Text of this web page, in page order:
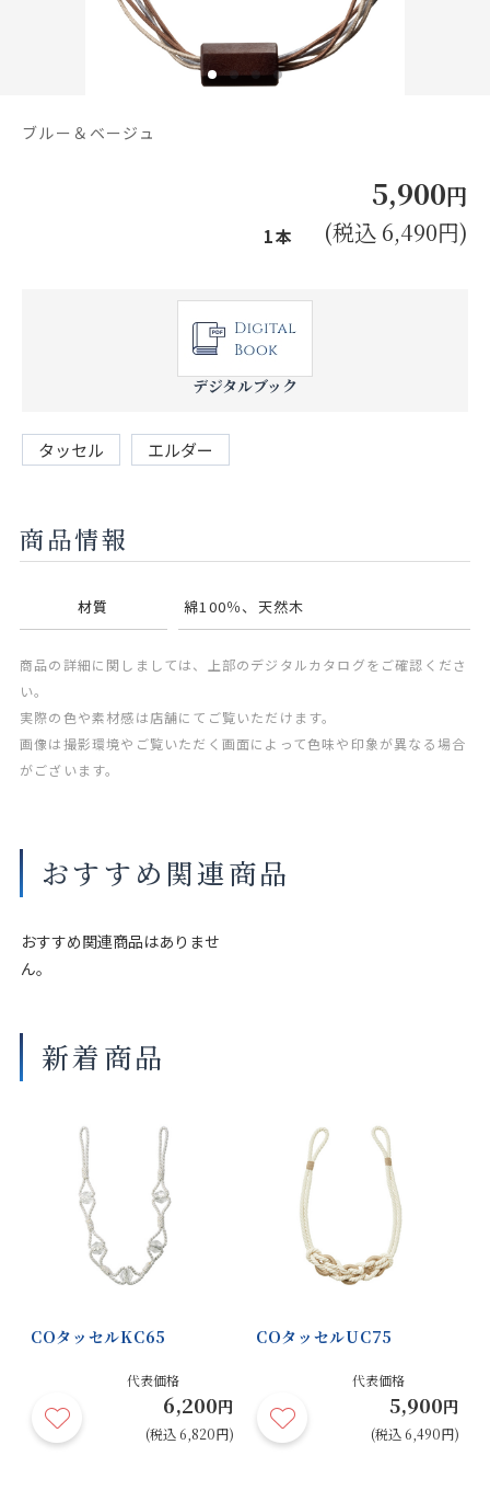
お見積り来店予約はこちら
ブルー＆ベージュ
1本
5,900円
(税込 6,490円)
デジタルブック
タッセル エルダー
商品情報
材質 綿100％、天然木
商品の詳細に関しましては、上部のデジタルカタログをご確認くださ
い。
実際の色や素材感は店舗にてご覧いただけます。
画像は撮影環境やご覧いただく画面によって色味や印象が異なる場合
がございます。
おすすめ関連商品
おすすめ関連商品はありませ
ん。
新着商品
COタッセルKC65
代表価格
6,200円
(税込 6,820円)
COタッセルUC75
代表価格
5,900円
(税込 6,490円)